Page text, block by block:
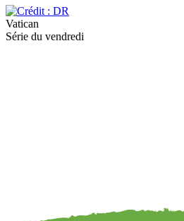
Vatican
Série du vendredi